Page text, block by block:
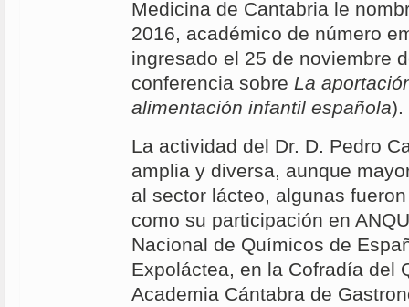
Medicina de Cantabria le
2016, académico de número
ingresado el 25 de noviembre
conferencia sobre La
alimentación infantil española).
La actividad del Dr. D. Pedro
amplia y diversa, aunque
al sector lácteo, algunas
como su participación en
Nacional de Químicos de
Expoláctea, en la Cofradía del
Academia Cántabra de